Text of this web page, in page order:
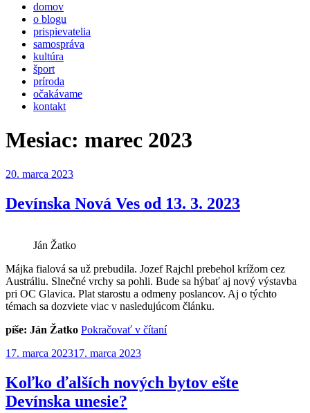
domov
o blogu
prispievatelia
samospráva
kultúra
šport
príroda
očakávame
kontakt
Mesiac: marec 2023
Publikované
20. marca 2023
Devínska Nová Ves od 13. 3. 2023
Ján Žatko
Májka fialová sa už prebudila. Jozef Rajchl prebehol krížom cez
Austráliu. Slnečné vrchy sa pohli. Bude sa hýbať aj nový výstavba
pri OC Glavica. Plat starostu a odmeny poslancov. Aj o týchto
témach sa dozviete viac v nasledujúcom článku.
píše: Ján Žatko Pokračovať v čítaní„Devínska
13.
3.
Publikované
17. marca 202317. marca 2023
Koľko ďalších nových bytov ešte
Devínska unesie?